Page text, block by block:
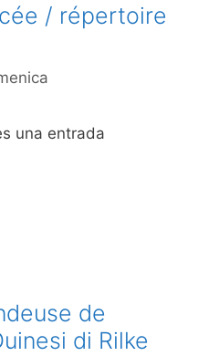
/ répertoire
una entrada
de
di Rilke